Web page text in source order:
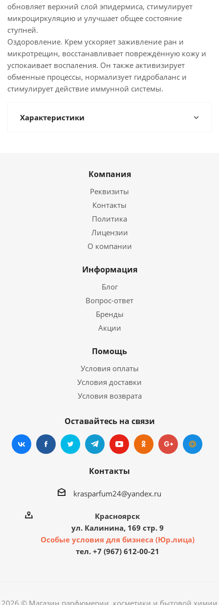
обновляет верхний слой эпидермиса, стимулирует
микроциркуляцию и улучшает общее состояние
ступней.
Оздоровление. Крем ускоряет заживление ран и
микротрещин, восстанавливает повреждённую кожу и
успокаивает воспаления. Он также активизирует
обменные процессы, нормализует гидробаланс и
стимулирует действие иммунной системы.
Характеристики
Компания
Реквизиты
Контакты
Политика
Лицензии
О компании
Информация
Блог
Вопрос-ответ
Бренды
Акции
Помощь
Условия оплаты
Условия доставки
Условия возврата
Оставайтесь на связи
Контакты
krasparfum24@yandex.ru
Красноярск
ул. Калинина, 169 стр. 9
Особые условия для бизнеса (Юр.лица)
тел. +7 (967) 612-00-21
2026 © Магазин парфюмерии, косметики и бытовой химии